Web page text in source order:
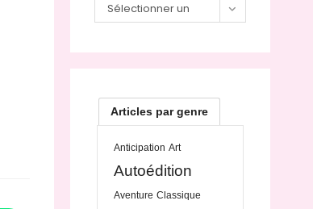
Sélectionner un
Articles par genre
Anticipation Art
Autoédition
Aventure Classique